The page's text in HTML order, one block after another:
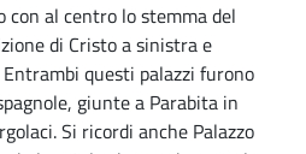
con al centro lo stemma del
di Cristo a sinistra e
Entrambi questi palazzi furono
giunte a Parabita in
Si ricordi anche Palazzo